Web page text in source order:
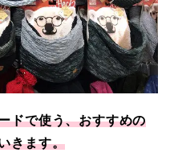
ドで使う、おすすめの
きます。